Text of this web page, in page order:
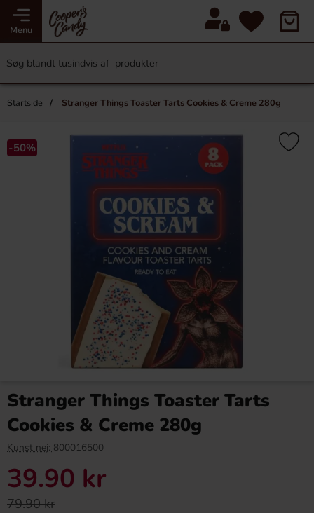
Menu
Startside Stranger Things Toaster Tarts Cookies & Creme 280g
-50%
Stranger Things Toaster Tarts
Cookies & Creme 280g
Kunst nej: 800016500
39.90 kr
79.90 kr